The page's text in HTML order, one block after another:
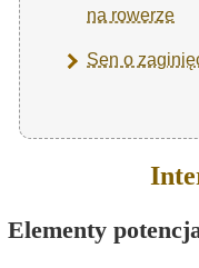
na rowerze
Sen o
Elementy